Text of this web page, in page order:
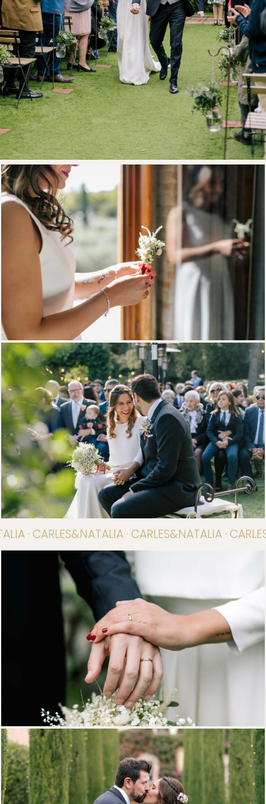
· CARLES&NATALIA · CARLES&NATALIA ·